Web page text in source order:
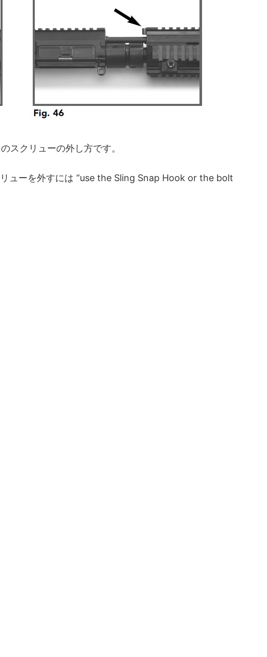
スクリューの外し方です。
ューを外すには “use the Sling Snap Hook or the bolt